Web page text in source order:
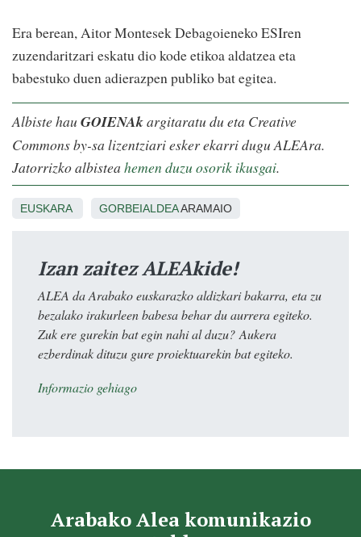
Era berean, Aitor Montesek Debagoieneko ESIren
zuzendaritzari eskatu dio kode etikoa aldatzea eta
babestuko duen adierazpen publiko bat egitea.
Albiste hau GOIENAkargitaratu du eta Creative
Commons by-sa lizentziari esker ekarri dugu ALEAra.
Jatorrizko albistea hemen duzu osorik ikusgai.
EUSKARA GORBEIALDEAARAMAIO
Izan zaitez ALEAkide!
ALEA da Arabako euskarazko aldizkari bakarra, eta zu
bezalako irakurleen babesa behar du aurrera egiteko.
Zuk ere gurekin bat egin nahi al duzu? Aukera
ezberdinak dituzu gure proiektuarekin bat egiteko.
Informazio gehiago
Arabako Alea komunikazio